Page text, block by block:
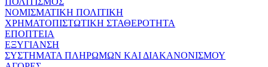
ΝΟΜΙΣΜΑΤΙΚΗ ΠΟΛΙΤΙΚΗ
ΧΡΗΜΑΤΟΠΙΣΤΩΤΙΚΗ ΣΤΑΘΕΡΟΤΗΤΑ
ΕΠΟΠΤΕΙΑ
ΕΞΥΓΙΑΝΣΗ
ΣΥΣΤΗΜΑΤΑ ΠΛΗΡΩΜΩΝ ΚΑΙ ΔΙΑΚΑΝΟΝΙΣΜΟΥ